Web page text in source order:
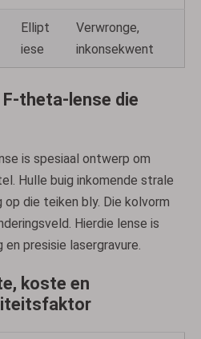
Ellipt
iese
Verwronge,
inkonsekwent
theta-lense die
is spesiaal ontwerp om
Hulle buig inkomende strale
die teiken bly. Die kolvorm
Hierdie lense is
presisie lasergravure.
koste en